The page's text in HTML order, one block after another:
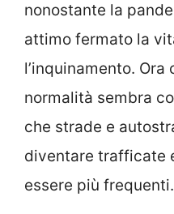
nonostante la
attimo fermato la
l’inquinamento.
normalità sembra
che strade e
diventare trafficate
essere più frequenti.